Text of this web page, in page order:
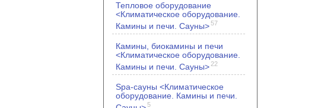
Тепловое оборудование
<Климатическое оборудование.
Камины и печи. Сауны>57
Камины, биокамины и печи
<Климатическое оборудование.
Камины и печи. Сауны> 22
Spa-сауны <Климатическое
оборудование. Камины и печи.
5